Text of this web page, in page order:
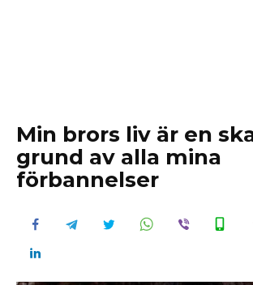
Min brors liv är en
grund av alla mina
förbannelser